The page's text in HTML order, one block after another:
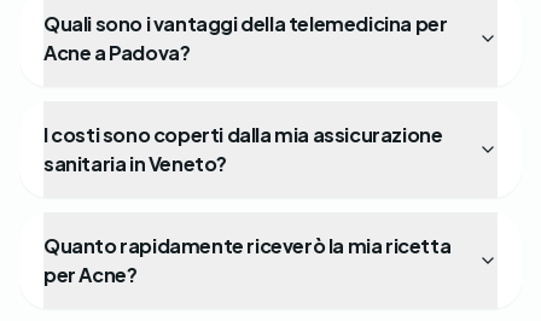
Quali sono i vantaggi della telemedicina per
Acne a Padova?
I costi sono coperti dalla mia assicurazione
sanitaria in Veneto?
Quanto rapidamente riceverò la mia ricetta
per Acne?